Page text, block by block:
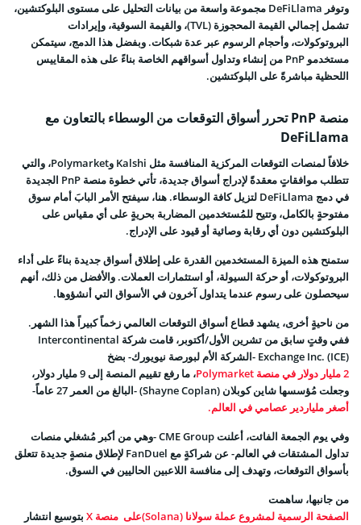
وتوفر DeFiLlama مجموعة واسعة من بيانات التحليل على مستوى البلوكتشين،
تشمل إجمالي القيمة المحجوزة (TVL)، والقيمة السوقية، وإيرادات
البروتوكولات، وأحجام الرسوم عبر عدة شبكات. وبفضل هذا الدمج، سيتمكن
مستخدمو PnP من إنشاء وتداول أسواقهم الخاصة بناءً على هذه المقاييس
اللحظية مباشرةً على البلوكتشين.
منصة PnP تحرر أسواق التوقعات من الوسطاء بالتعاون مع
DeFiLlama
خلافاً لمنصات التوقعات المركزية المنافسة مثل Kalshi وPolymarket، والتي
تتطلب موافقاتٍ معقدةً لإدراج أسواق جديدة، تأتي خطوة منصة PnP الجديدة
في دمج DeFiLlama لتزيل كافة الوسطاء. هنا، سيفتح الأمر البابَ أمام سوق
مفتوحةٍ بالكامل، وتتيح للمُستخدمين المضاربة بحريةٍ على أي مقياس على
البلوكتشين دون أي رقابة وصائية أو قيود على الإدراج.
ستمنح هذه الميزة المستخدمين القدرة على إطلاق أسواق جديدة بناءً على أداء
البروتوكولات، أو حركة السيولة، أو استثمارات العملات. والأفضل من ذلك، أنهم
سيحصلون على رسوم عندما يتداول آخرون في الأسواق التي أنشؤوها.
من ناحيةٍ أخرى، يشهد قطاع أسواق التوقعات العالمي زخماً كبيراً هذا الشهر.
ففي وقتٍ سابق من تشرين الأول/أكتوبر، قامت شركة Intercontinental
Exchange Inc. (ICE) -الشركة الأم لبورصة نيويورك- بضخ
2 مليار دولار في منصة Polymarket
، ما رفع تقييم المنصة إلى 9 مليار دولار،
وجعلت مُؤسسها شاين كوبلان (Shayne Coplan) -البالغ من العمر 27 عاماً-
أصغر ملياردير عصامي في العالم.
وفي يوم الجمعة الفائت، أعلنت CME Group -وهي من أكبر مُشغلي منصات
تداول المشتقات في العالم- عن شراكةٍ مع FanDuel لإطلاق منصةٍ جديدة تتعلق
بأسواق التوقعات، وتهدف إلى منافسة اللاعبين الحاليين في السوق.
من جانبها، ساهمت
الصفحة الرسمية لمشروع عملة سولانا (Solana)على منصة X
بتوسيع انتشار